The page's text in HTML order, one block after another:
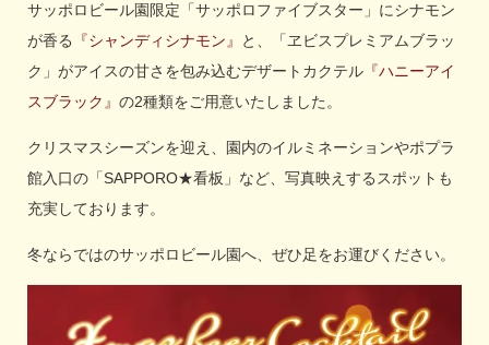
サッポロビール園限定「サッポロファイブスター」にシナモン
が香る
『シャンディシナモン』
と、「ヱビスプレミアムブラッ
ク」がアイスの甘さを包み込むデザートカクテル 『ハニーアイ
スブラック』 の2種類をご用意いたしました。
クリスマスシーズンを迎え、園内のイルミネーションやポプラ
館入口の「SAPPORO★看板」など、写真映えするスポットも
充実しております。
冬ならではのサッポロビール園へ、ぜひ足をお運びください。